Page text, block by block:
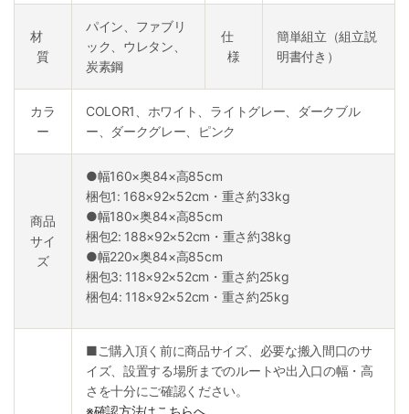
材
質
パイン、ファブリ
ック、ウレタン、
炭素鋼
仕
様
簡単組立（組立説
明書付き）
カラ
ー
COLOR1、ホワイト、ライトグレー、ダークブル
ー、ダークグレー、ピンク
商品
サイ
ズ
●幅160×奥84×高85cm
梱包1: 168×92×52cm・重さ約33kg
●幅180×奥84×高85cm
梱包2: 188×92×52cm・重さ約38kg
●幅220×奥84×高85cm
梱包3: 118×92×52cm・重さ約25kg
梱包4: 118×92×52cm・重さ約25kg
■ご購入頂く前に商品サイズ、必要な搬入間口のサ
イズ、設置する場所までのルートや出入口の幅・高
さを十分にご確認ください。
※確認方法はこちらへ